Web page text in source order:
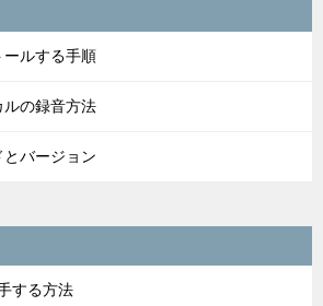
ルする手順
の録音方法
バージョン
する方法